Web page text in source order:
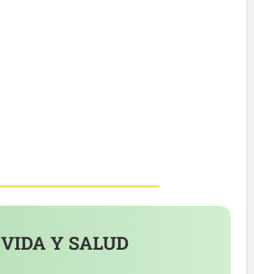
VIDA Y SALUD